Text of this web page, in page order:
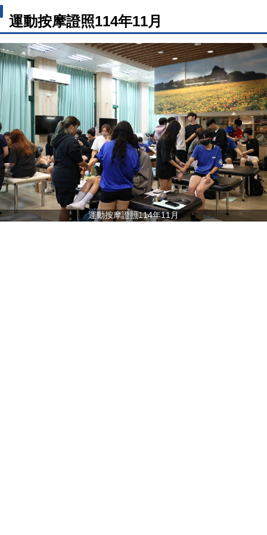
運動按摩證照114年11月
運動按摩證照114年11月